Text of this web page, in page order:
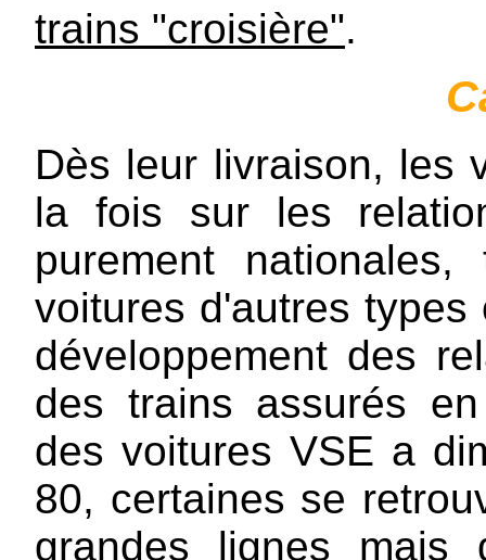
trains "croisière".
Dès leur livraison, les
la fois sur les
purement
voitures d'autres
développement des
des trains assurés
des voitures VSE a
80, certaines se
grandes lignes mais